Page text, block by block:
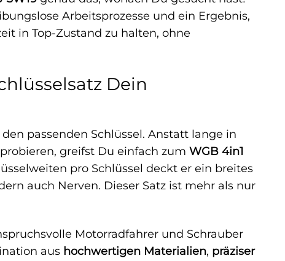
Arbeitsprozesse und ein Ergebnis,
in Top-Zustand zu halten, ohne
Dein
passenden Schlüssel. Anstatt lange in
greifst Du einfach zum WGB 4in1
pro Schlüssel deckt er ein breites
auch Nerven. Dieser Satz ist mehr als nur
Motorradfahrer und Schrauber
aus hochwertigen Materialien, präziser